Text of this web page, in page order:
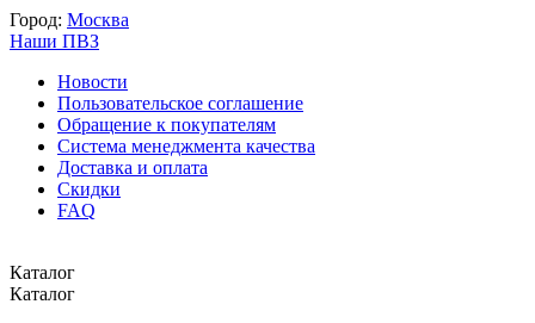
Город: Москва
Наши ПВЗ
Новости
Пользовательское соглашение
Обращение к покупателям
Система менеджмента качества
Доставка и оплата
Скидки
FAQ
Каталог
Каталог